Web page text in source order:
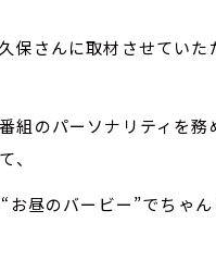
保さんに取材させていた
組のパーソナリティを務
、
“お昼のバービー”でちゃ